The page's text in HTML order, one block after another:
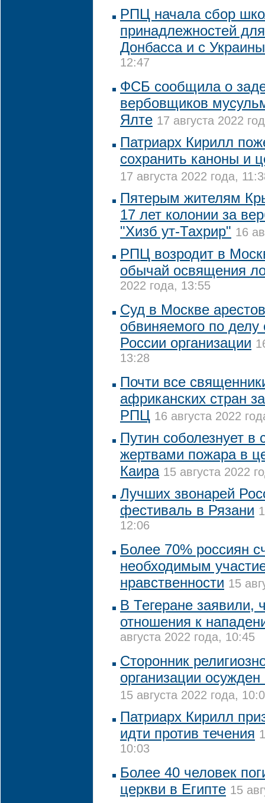
РПЦ начала сбор
принадлежностей
Донбасса и с Украины
12:47
ФСБ сообщила о
вербовщиков
Ялте 17 августа 2022
Патриарх Кирилл
сохранить каноны и
17 августа 2022 года,
Пятерым жителям
17 лет колонии за
"Хизб ут-Тахрир" 16
РПЦ возродит в
обычай освящения
2022 года, 13:55
Суд в Москве
обвиняемого по
России организации
13:28
Почти все
африканских стран
РПЦ 16 августа 2022
Путин соболезнует в
жертвами пожара в
Каира 15 августа 2022
Лучших звонарей
фестиваль в Рязани
12:06
Более 70% россиян
необходимым
нравственности 15
В Тегеране заявили,
отношения к
августа 2022 года, 10:45
Сторонник
организации
15 августа 2022 года,
Патриарх Кирилл
идти против течения
10:03
Более 40 человек
церкви в Египте 15